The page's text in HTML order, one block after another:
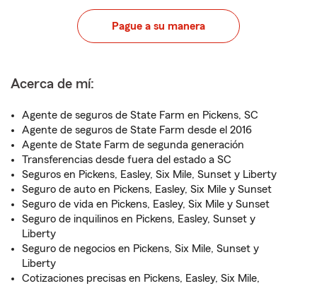
Pague a su manera
Acerca de mí:
Agente de seguros de State Farm en Pickens, SC
Agente de seguros de State Farm desde el 2016
Agente de State Farm de segunda generación
Transferencias desde fuera del estado a SC
Seguros en Pickens, Easley, Six Mile, Sunset y Liberty
Seguro de auto en Pickens, Easley, Six Mile y Sunset
Seguro de vida en Pickens, Easley, Six Mile y Sunset
Seguro de inquilinos en Pickens, Easley, Sunset y
Liberty
Seguro de negocios en Pickens, Six Mile, Sunset y
Liberty
Cotizaciones precisas en Pickens, Easley, Six Mile,